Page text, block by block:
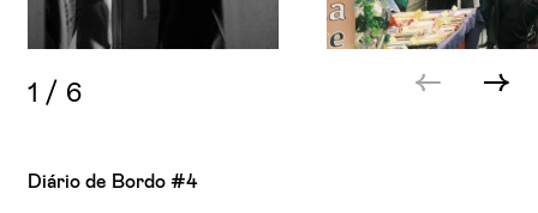
1 / 6
Diário de Bordo #4